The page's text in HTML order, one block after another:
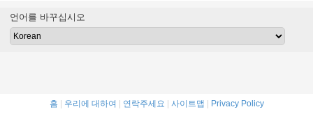
언어를 바꾸십시오
홈 | 우리에 대하여 | 연락주세요 | 사이트맵 | Privacy Policy